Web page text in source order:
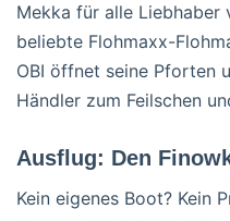
Mekka für alle Liebhaber
beliebte Flohmaxx-
OBI öffnet seine Pforten
Händler zum Feilschen
Ausflug: Den
Kein eigenes Boot? Kein